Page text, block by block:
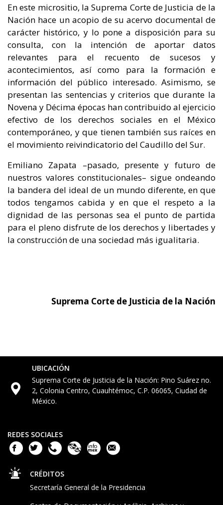
En este micrositio, la Suprema Corte de Justicia de la
Nación hace un acopio de su acervo documental de
carácter histórico, y lo pone a disposición para su
consulta, con la intención de aportar datos
relevantes para el recuento de sucesos y
acontecimientos, así como para la formación e
información del público interesado. Asimismo, se
presentan las sentencias y criterios que durante la
Novena y Décima épocas han contribuido al ejercicio
efectivo de los derechos sociales en el México
contemporáneo, y que tienen también sus raíces en
el movimiento reivindicatorio del Caudillo del Sur.
Emiliano Zapata –pasado, presente y futuro de
nuestros valores constitucionales– sigue ondeando
la bandera del ideal de un mundo diferente, en que
todos tengamos cabida y en que el respeto a la
dignidad de las personas sea el punto de partida
para el pleno disfrute de los derechos y libertades y
la construcción de una sociedad más igualitaria.
Suprema Corte de Justicia de la Nación
UBICACIÓN
Suprema Corte de Justicia de la Nación: Pino Suárez no.
2, Colonia Centro, Cuauhtémoc, C.P. 06065, Ciudad de
México.
REDES SOCIALES
CRÉDITOS
Secretaría General de la Presidencia